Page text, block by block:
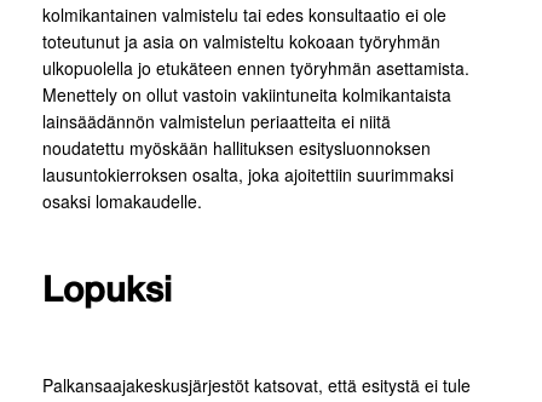
kolmikantainen valmistelu tai edes konsultaatio ei ole
toteutunut ja asia on valmisteltu kokoaan työryhmän
ulkopuolella jo etukäteen ennen työryhmän asettamista.
Menettely on ollut vastoin vakiintuneita kolmikantaista
lainsäädännön valmistelun periaatteita ei niitä
noudatettu myöskään hallituksen esitysluonnoksen
lausuntokierroksen osalta, joka ajoitettiin suurimmaksi
osaksi lomakaudelle.
Lopuksi
Palkansaajakeskusjärjestöt katsovat, että esitystä ei tule